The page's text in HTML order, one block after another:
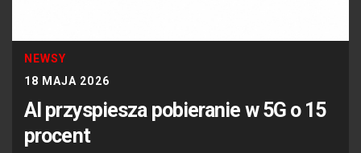
NEWSY
18 MAJA 2026
AI przyspiesza pobieranie w 5G o 15
procent